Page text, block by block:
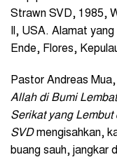
Strawn SVD, 1985,
Il, USA. Alamat yang
Ende, Flores,
Pastor Andreas
Allah di Bumi
Serikat yang
SVDmengisahkan,
buang sauh, jangkar